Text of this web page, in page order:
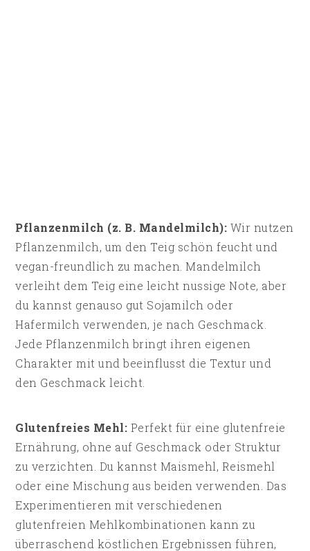
Pflanzenmilch (z. B. Mandelmilch): Wir nutzen
Pflanzenmilch, um den Teig schön feucht und
vegan-freundlich zu machen. Mandelmilch
verleiht dem Teig eine leicht nussige Note, aber
du kannst genauso gut Sojamilch oder
Hafermilch verwenden, je nach Geschmack.
Jede Pflanzenmilch bringt ihren eigenen
Charakter mit und beeinflusst die Textur und
den Geschmack leicht.
Glutenfreies Mehl: Perfekt für eine glutenfreie
Ernährung, ohne auf Geschmack oder Struktur
zu verzichten. Du kannst Maismehl, Reismehl
oder eine Mischung aus beiden verwenden. Das
Experimentieren mit verschiedenen
glutenfreien Mehlkombinationen kann zu
überraschend köstlichen Ergebnissen führen,